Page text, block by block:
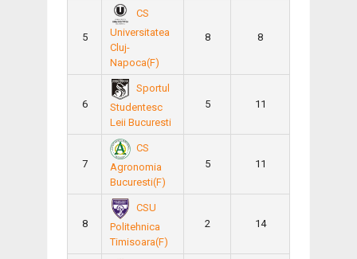
5
CS
Universitatea
Cluj-
Napoca(F)
8 8
6
Sportul
Studentesc
Leii Bucuresti
5 11
7
CS
Agronomia
Bucuresti(F)
5 11
8
CSU
Politehnica
Timisoara(F)
2 14